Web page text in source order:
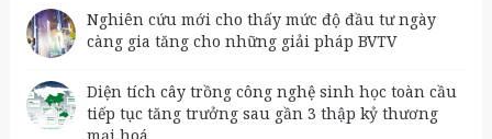
Nghiên cứu mới cho thấy mức độ đầu tư ngày
càng gia tăng cho những giải pháp BVTV
Diện tích cây trồng công nghệ sinh học toàn cầu
tiếp tục tăng trưởng sau gần 3 thập kỷ thương